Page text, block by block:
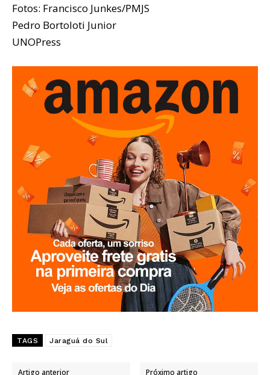
Fotos: Francisco Junkes/PMJS
Pedro Bortoloti Junior
UNOPress
TAGS Jaraguá do Sul
Artigo anterior Próximo artigo